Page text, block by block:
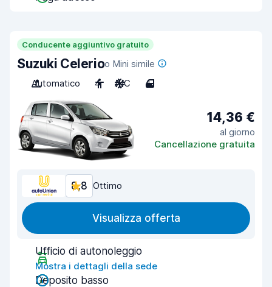
Conducente aggiuntivo gratuito
Suzuki Celerioo Mini simile
Automatico
4 A/C 4
14,36 €
al giorno
Cancellazione gratuita
8,8 Ottimo
Visualizza offerta
Ufficio di autonoleggio
Mostra i dettagli della sede
Deposito basso